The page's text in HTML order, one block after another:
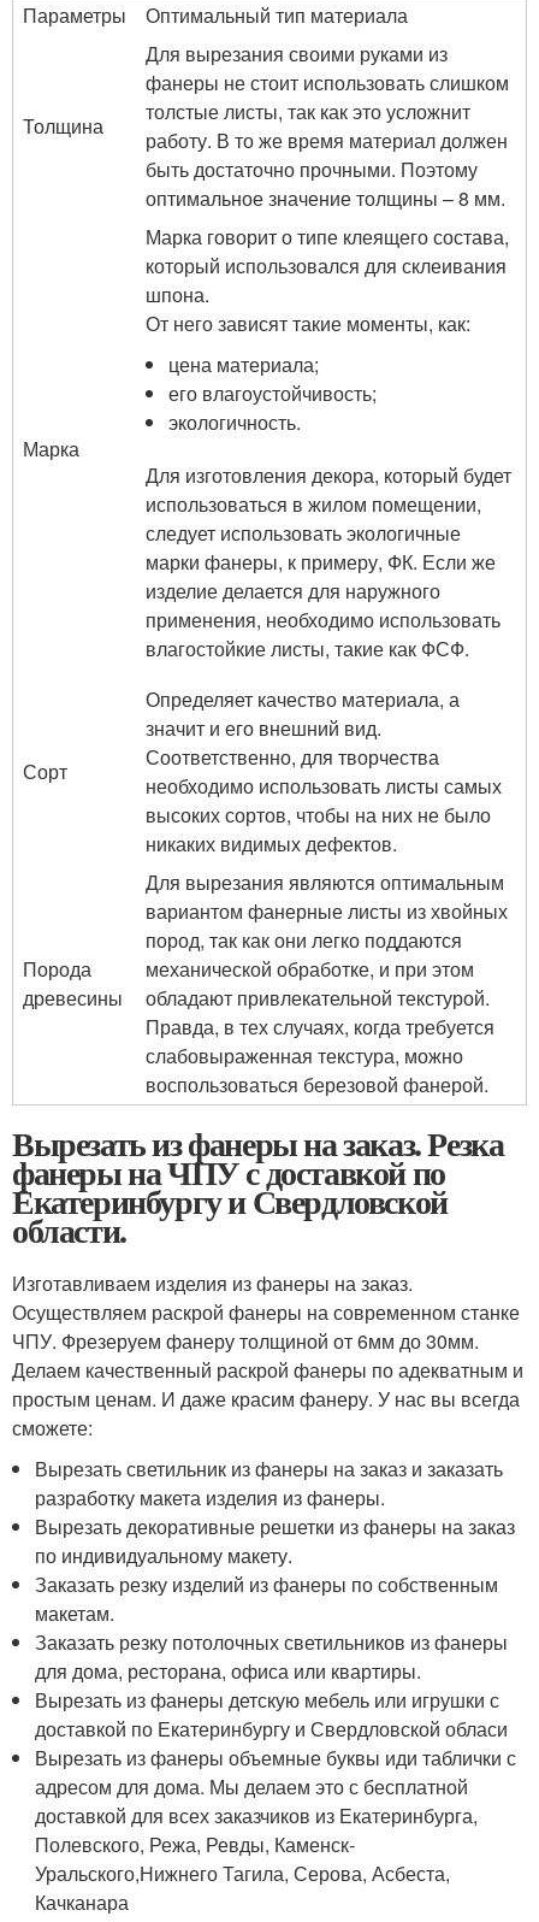
Параметры
Оптимальный тип материала
Толщина
Для вырезания своими руками из
фанеры не стоит использовать слишком
толстые листы, так как это усложнит
работу. В то же время материал должен
быть достаточно прочными. Поэтому
оптимальное значение толщины – 8 мм.
Марка
Марка говорит о типе клеящего состава,
который использовался для склеивания
шпона.
От него зависят такие моменты, как:
цена материала;
его влагоустойчивость;
экологичность.
Для изготовления декора, который будет
использоваться в жилом помещении,
следует использовать экологичные
марки фанеры, к примеру, ФК. Если же
изделие делается для наружного
применения, необходимо использовать
влагостойкие листы, такие как ФСФ.
Сорт
Определяет качество материала, а
значит и его внешний вид.
Соответственно, для творчества
необходимо использовать листы самых
высоких сортов, чтобы на них не было
никаких видимых дефектов.
Порода
древесины
Для вырезания являются оптимальным
вариантом фанерные листы из хвойных
пород, так как они легко поддаются
механической обработке, и при этом
обладают привлекательной текстурой.
Правда, в тех случаях, когда требуется
слабовыраженная текстура, можно
воспользоваться березовой фанерой.
Вырезать из фанеры на заказ. Резка
фанеры на ЧПУ с доставкой по
Екатеринбургу и Свердловской
области.
Изготавливаем изделия из фанеры на заказ.
Осуществляем раскрой фанеры на современном станке
ЧПУ. Фрезеруем фанеру толщиной от 6мм до 30мм.
Делаем качественный раскрой фанеры по адекватным и
простым ценам. И даже красим фанеру. У нас вы всегда
сможете:
Вырезать светильник из фанеры на заказ и заказать
разработку макета изделия из фанеры.
Вырезать декоративные решетки из фанеры на заказ
по индивидуальному макету.
Заказать резку изделий из фанеры по собственным
макетам.
Заказать резку потолочных светильников из фанеры
для дома, ресторана, офиса или квартиры.
Вырезать из фанеры детскую мебель или игрушки с
доставкой по Екатеринбургу и Свердловской обласи
Вырезать из фанеры объемные буквы иди таблички с
адресом для дома. Мы делаем это с бесплатной
доставкой для всех заказчиков из Екатеринбурга,
Полевского, Режа, Ревды, Каменск-
Уральского,Нижнего Тагила, Серова, Асбеста,
Качканара